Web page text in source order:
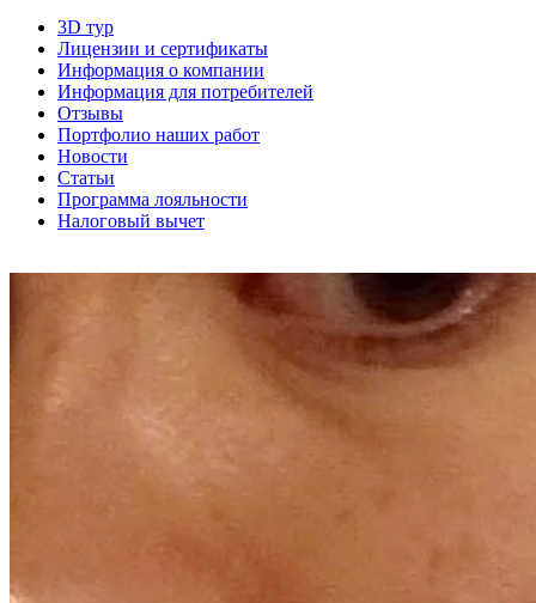
3D тур
Лицензии и сертификаты
Информация о компании
Информация для потребителей
Отзывы
Портфолио наших работ
Новости
Статьи
Программа лояльности
Налоговый вычет